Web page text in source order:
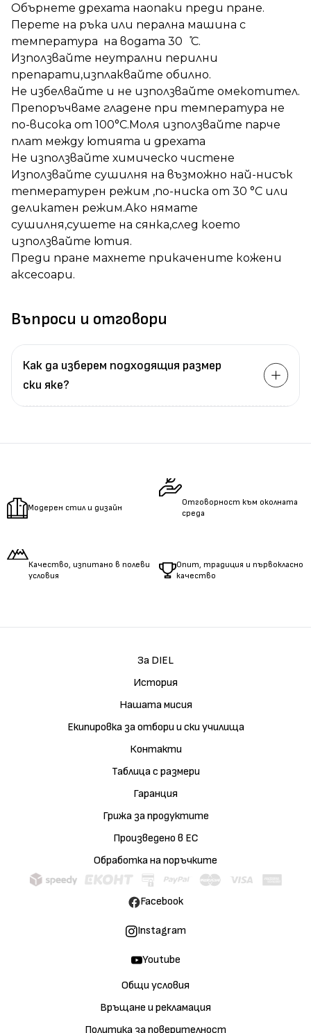
Обърнете дрехата наопаки преди пране.
Перете на ръка или перална машина с
температура на водата 30 ̊С.
Използвайте неутрални перилни
препарати,изплаквайте обилно.
Не избелвайте и не използвайте омекотител.
Препоръчваме гладене при температура не
по-висока от 100°C.Моля използвайте парче
плат между ютията и дрехата
Не използвайте химическо чистене
Използвайте сушилня на възможно най-нисък
тепмературен режим ,по-ниска от 30 °C или
деликатен режим.Ако нямате
сушилня,сушете на сянка,след което
използвайте ютия.
Преди пране махнете прикачените кожени
аксесоари.
Въпроси и отговори
Как да изберем подходящия размер
ски яке?
Измеретеобиколкатана талията.
Модерен стил и дизайн
Отговорност към околната
среда
Качество, изпитано в полеви
условия
Опит, традиция и първокласно
качество
За DIEL
История
Нашата мисия
Екипировка за отбори и ски училища
Контакти
Таблица с размери
Гаранция
Грижа за продуктите
Произведено в ЕС
Обработка на поръчките
Общи условия
Връщане и рекламация
Политика за поверителност
Facebook
Instagram
Youtube